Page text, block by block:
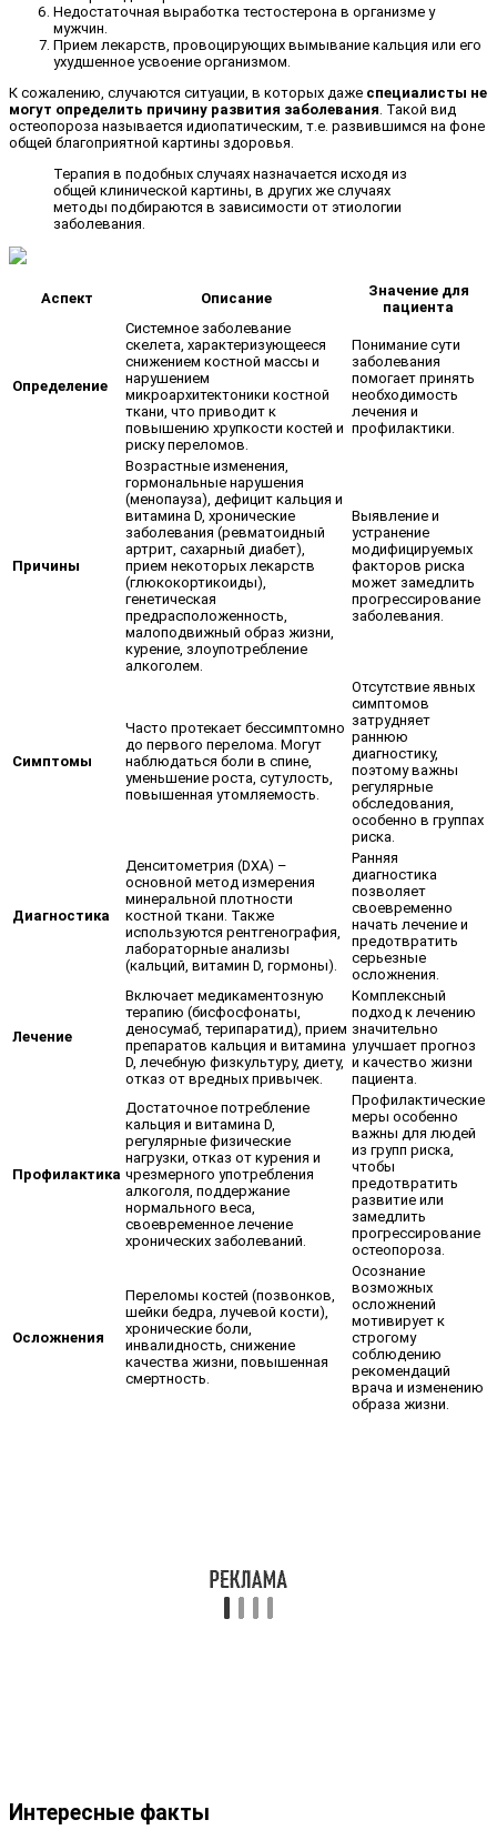
Недостаточная выработка тестостерона в организме у
мужчин.
Прием лекарств, провоцирующих вымывание кальция или его
ухудшенное усвоение организмом.
К сожалению, случаются ситуации, в которых даже специалисты не
могут определить причину развития заболевания . Такой вид
остеопороза называется идиопатическим, т.е. развившимся на фоне
общей благоприятной картины здоровья.
Терапия в подобных случаях назначается исходя из
общей клинической картины, в других же случаях
методы подбираются в зависимости от этиологии
заболевания.
Аспект Описание
Значение для
пациента
Определение
Системное заболевание
скелета, характеризующееся
снижением костной массы и
нарушением
микроархитектоники костной
ткани, что приводит к
повышению хрупкости костей и
риску переломов.
Понимание сути
заболевания
помогает принять
необходимость
лечения и
профилактики.
Причины
Возрастные изменения,
гормональные нарушения
(менопауза), дефицит кальция и
витамина D, хронические
заболевания (ревматоидный
артрит, сахарный диабет),
прием некоторых лекарств
(глюкокортикоиды),
генетическая
предрасположенность,
малоподвижный образ жизни,
курение, злоупотребление
алкоголем.
Выявление и
устранение
модифицируемых
факторов риска
может замедлить
прогрессирование
заболевания.
Симптомы
Часто протекает бессимптомно
до первого перелома. Могут
наблюдаться боли в спине,
уменьшение роста, сутулость,
повышенная утомляемость.
Отсутствие явных
симптомов
затрудняет
раннюю
диагностику,
поэтому важны
регулярные
обследования,
особенно в группах
риска.
Диагностика
Денситометрия (DXA) –
основной метод измерения
минеральной плотности
костной ткани. Также
используются рентгенография,
лабораторные анализы
(кальций, витамин D, гормоны).
Ранняя
диагностика
позволяет
своевременно
начать лечение и
предотвратить
серьезные
осложнения.
Лечение
Включает медикаментозную
терапию (бисфосфонаты,
деносумаб, терипаратид), прием
препаратов кальция и витамина
D, лечебную физкультуру, диету,
отказ от вредных привычек.
Комплексный
подход к лечению
значительно
улучшает прогноз
и качество жизни
пациента.
Профилактика
Достаточное потребление
кальция и витамина D,
регулярные физические
нагрузки, отказ от курения и
чрезмерного употребления
алкоголя, поддержание
нормального веса,
своевременное лечение
хронических заболеваний.
Профилактические
меры особенно
важны для людей
из групп риска,
чтобы
предотвратить
развитие или
замедлить
прогрессирование
остеопороза.
Осложнения
Переломы костей (позвонков,
шейки бедра, лучевой кости),
хронические боли,
инвалидность, снижение
качества жизни, повышенная
смертность.
Осознание
возможных
осложнений
мотивирует к
строгому
соблюдению
рекомендаций
врача и изменению
образа жизни.
Интересные факты